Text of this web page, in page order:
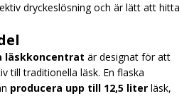
dryckeslösning och är lätt att hitta
läskkoncentrat är designat för att
till traditionella läsk. En flaska
producera upp till 12,5 liter läsk,